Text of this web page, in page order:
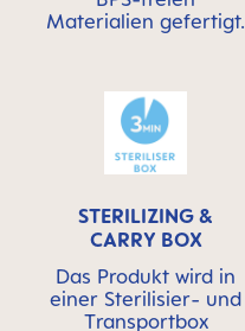
Materialien gefertigt.
STERILIZING &
CARRY BOX
Das Produkt wird in
einer Sterilisier- und
Transportbox